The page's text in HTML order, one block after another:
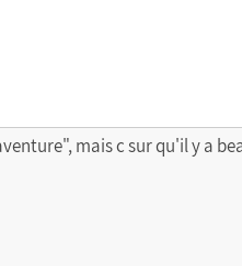
mais c sur qu'il y a